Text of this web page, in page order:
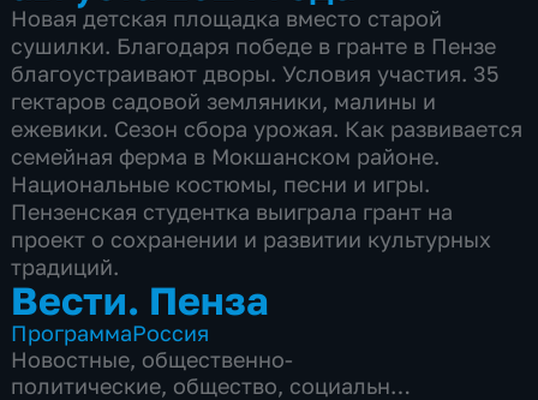
Новая детская площадка вместо старой
сушилки. Благодаря победе в гранте в Пензе
благоустраивают дворы. Условия участия. 35
гектаров садовой земляники, малины и
ежевики. Сезон сбора урожая. Как развивается
семейная ферма в Мокшанском районе.
Национальные костюмы, песни и игры.
Пензенская студентка выиграла грант на
проект о сохранении и развитии культурных
традиций.
Вести. Пенза
ПрограммаРоссия
Новостные, общественно-
политические, общество, социально-